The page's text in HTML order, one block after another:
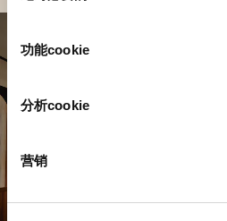
功能cookie
分析cookie
营销